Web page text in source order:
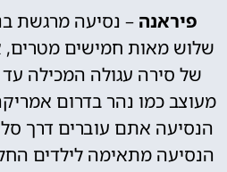
פיראנה – נסיעה מרגשת
שלוש מאות חמישים מטרים,
של סירה עגולה המכילה
מעוצב כמו נהר בדרום
הנסיעה אתם עוברים דרך
הנסיעה מתאימה לילדים